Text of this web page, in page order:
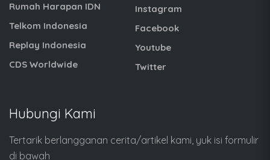
Rumah Harapan IDN
Telkom Indonesia
Replay Indonesia
CDS Worldwide
Instagram
Facebook
Youtube
Twitter
Hubungi Kami
Tertarik berlangganan cerita/artikel kami, yuk isi formulir
di bawah